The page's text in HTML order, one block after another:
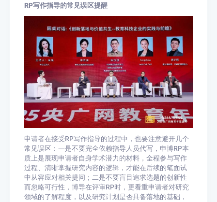
RP写作指导的常见误区提醒
申请者在接受RP写作指导的过程中，也要注意避开几个
常见误区：一是不要完全依赖指导人员代写，申博RP本
质上是展现申请者自身学术潜力的材料，全程参与写作
过程、清晰掌握研究内容的逻辑，才能在后续的笔面试
中从容应对相关提问；二是不要盲目追求选题的创新性
而忽略可行性，博导在评审RP时，更看重申请者对研究
领域的了解程度，以及研究计划是否具备落地的基础，